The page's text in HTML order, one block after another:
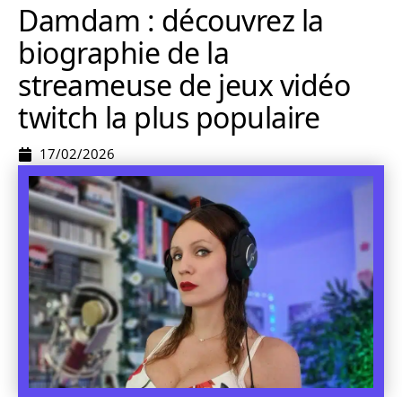
Damdam : découvrez la
biographie de la
streameuse de jeux vidéo
twitch la plus populaire
17/02/2026